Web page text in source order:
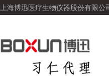
上海博迅医疗生物仪器股份有限公